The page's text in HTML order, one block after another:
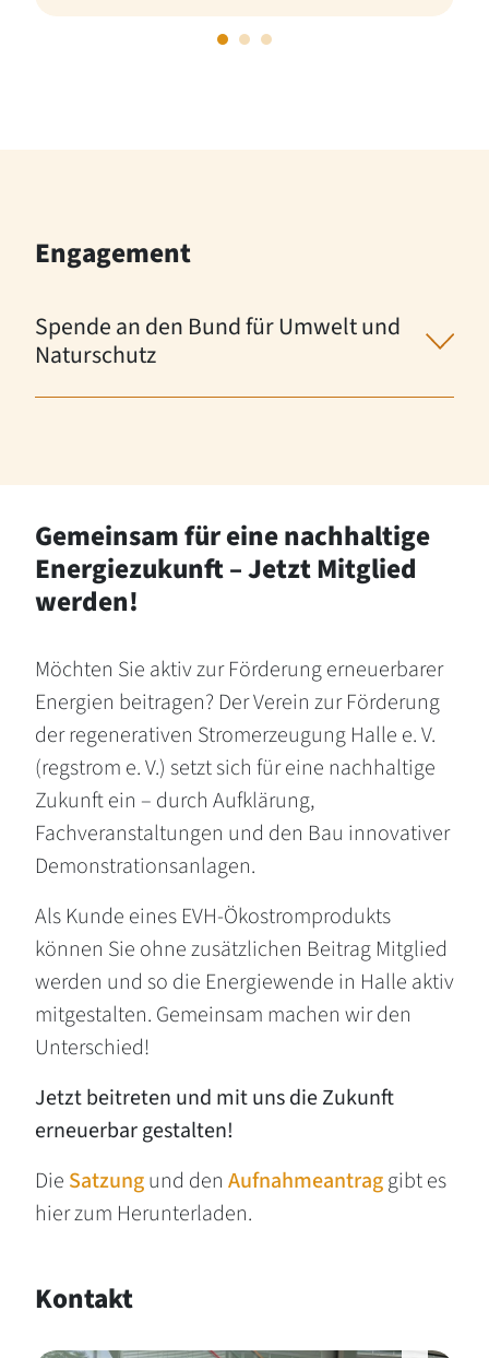
Engagement
Spende an den Bund für Umwelt und
Naturschutz
Gemeinsam für eine nachhaltige
Energiezukunft – Jetzt Mitglied
werden!
Möchten Sie aktiv zur Förderung erneuerbarer
Energien beitragen? Der Verein zur Förderung
der regenerativen Stromerzeugung Halle e. V.
(regstrom e. V.) setzt sich für eine nachhaltige
Zukunft ein – durch Aufklärung,
Fachveranstaltungen und den Bau innovativer
Demonstrationsanlagen.
Als Kunde eines EVH-Ökostromprodukts
können Sie ohne zusätzlichen Beitrag Mitglied
werden und so die Energiewende in Halle aktiv
mitgestalten. Gemeinsam machen wir den
Unterschied!
Jetzt beitreten und mit uns die Zukunft
erneuerbar gestalten!
Die Satzungund den Aufnahmeantraggibt es
hier zum Herunterladen.
Kontakt